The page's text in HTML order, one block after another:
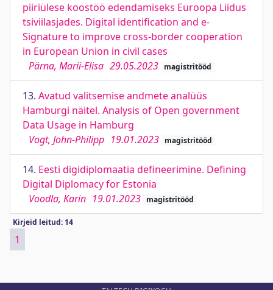
piiriülese koostöö edendamiseks Euroopa Liidus
tsiviilasjades. Digital identification and e-
Signature to improve cross-border cooperation
in European Union in civil cases
Pärna, Marii-Elisa 29.05.2023 magistritööd
13. Avatud valitsemise andmete analüüs
Hamburgi näitel. Analysis of Open government
Data Usage in Hamburg
Vogt, John-Philipp 19.01.2023 magistritööd
14. Eesti digidiplomaatia defineerimine. Defining
Digital Diplomacy for Estonia
Voodla, Karin 19.01.2023 magistritööd
Kirjeid leitud: 14
1